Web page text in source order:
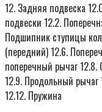
12. Задняя подвеска
подвески 12.2.
Подшипник ступицы
(передний) 12.6.
поперечный рычаг 12.8.
12.9. Продольный рычаг
12.12. Пружина